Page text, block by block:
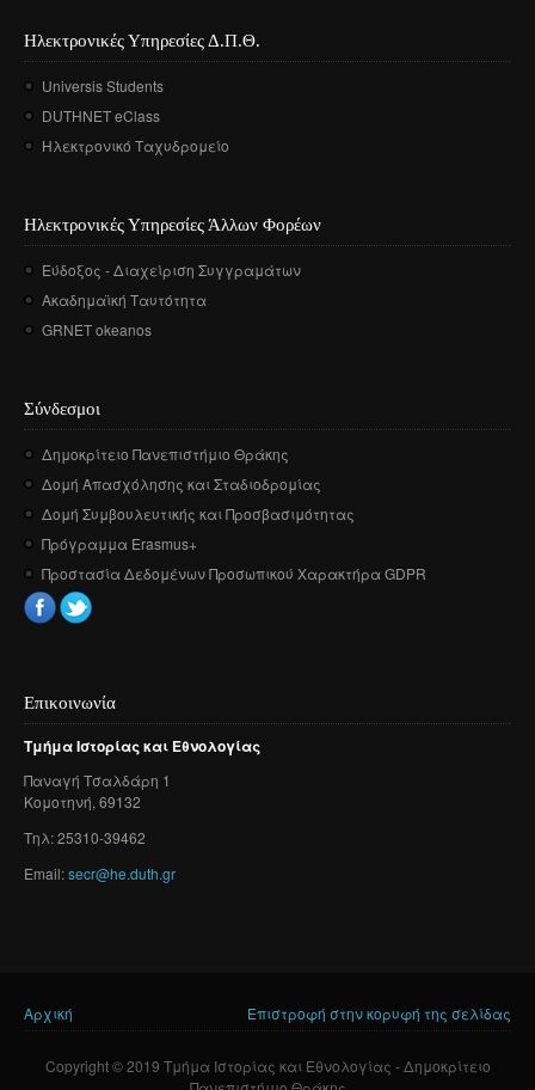
Ηλεκτρονικές Υπηρεσίες Δ.Π.Θ.
Universis Students
DUTHNET eClass
Ηλεκτρονικό Ταχυδρομείο
Ηλεκτρονικές Υπηρεσίες Άλλων Φορέων
Εύδοξος - Διαχείριση Συγγραμάτων
Ακαδημαϊκή Ταυτότητα
GRNET okeanos
Σύνδεσμοι
Δημοκρίτειο Πανεπιστήμιο Θράκης
Δομή Απασχόλησης και Σταδιοδρομίας
Δομή Συμβουλευτικής και Προσβασιμότητας
Πρόγραμμα Erasmus+
Προστασία Δεδομένων Προσωπικού Χαρακτήρα GDPR
Επικοινωνία
ΤμήμαΙστορίαςκαι Εθνολογίας
Παναγή Τσαλδάρη 1
Κομοτηνή, 69132
Τηλ: 25310-39462
Email:secr@he.duth.gr
Είστε εδώ
Αρχική Επιστροφή στην κορυφή της σελίδας
Copyright © 2019 Τμήμα Ιστορίας και Εθνολογίας - Δημοκρίτειο